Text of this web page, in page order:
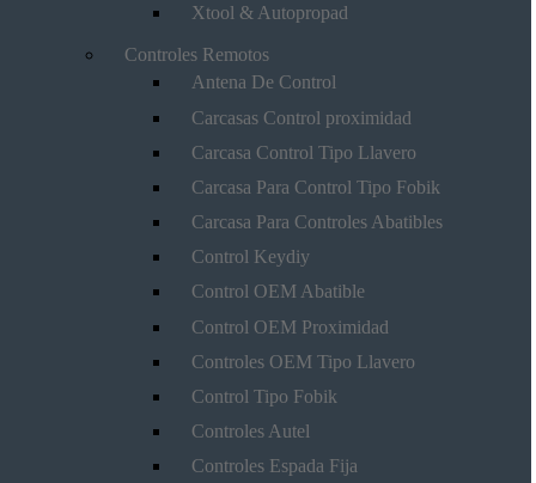
Xtool & Autopropad
Controles Remotos
Antena De Control
Carcasas Control proximidad
Carcasa Control Tipo Llavero
Carcasa Para Control Tipo Fobik
Carcasa Para Controles Abatibles
Control Keydiy
Control OEM Abatible
Control OEM Proximidad
Controles OEM Tipo Llavero
Control Tipo Fobik
Controles Autel
Controles Espada Fija